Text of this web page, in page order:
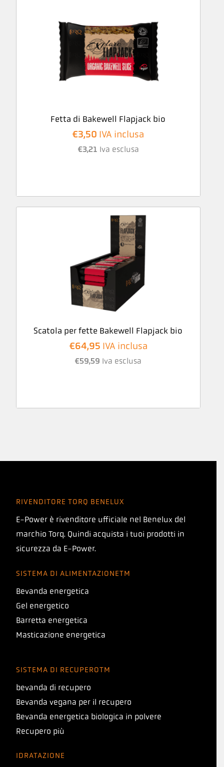
Fetta di Bakewell Flapjack bio
€3,50 IVA inclusa
€3,21 Iva esclusa
Scatola per fette Bakewell Flapjack bio
€64,95 IVA inclusa
€59,59 Iva esclusa
RIVENDITORE TORQ BENELUX
E-Power è rivenditore ufficiale nel Benelux del
marchio Torq. Quindi acquista i tuoi prodotti in
sicurezza da E-Power.
SISTEMA DI ALIMENTAZIONETM
Bevanda energetica
Gel energetico
Barretta energetica
Masticazione energetica
SISTEMA DI RECUPEROTM
bevanda di recupero
Bevanda vegana per il recupero
Bevanda energetica biologica in polvere
Recupero più
IDRATAZIONE